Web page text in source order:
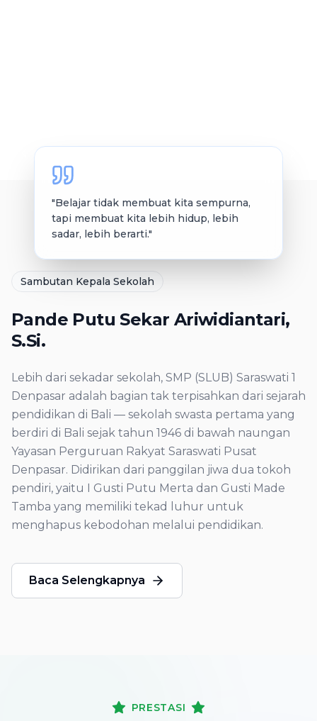
"Belajar tidak membuat kita sempurna,
tapi membuat kita lebih hidup, lebih
sadar, lebih berarti."
Sambutan Kepala Sekolah
Pande Putu Sekar Ariwidiantari,
S.Si.
Lebih dari sekadar sekolah, SMP (SLUB) Saraswati 1
Denpasar adalah bagian tak terpisahkan dari sejarah
pendidikan di Bali — sekolah swasta pertama yang
berdiri di Bali sejak tahun 1946 di bawah naungan
Yayasan Perguruan Rakyat Saraswati Pusat
Denpasar. Didirikan dari panggilan jiwa dua tokoh
pendiri, yaitu I Gusti Putu Merta dan Gusti Made
Tamba yang memiliki tekad luhur untuk
menghapus kebodohan melalui pendidikan.
Baca Selengkapnya
PRESTASI